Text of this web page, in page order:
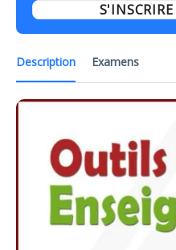
Description Examens